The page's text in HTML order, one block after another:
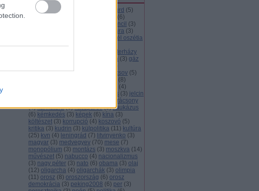
abházia ) abramovics abszurd (5)
(6)
british council (3)
cenzúra (3)
dél oszétia
(8) demokrácia
esterházy
gabona (3) gáz
gázvezeték (8) gázvita gorbacsov (5)
(8)
(4)
janukovics (3) jelcin
karácsony
(4) karikatúra (6) kaszparov (3) kaukázus
(6) kémkedés (3) képek (6) kína (3)
költészet (3) korrupció (4) koszovó (5)
kritika (3) kudrin (3) külpolitika (11) kultúra
(25) kvn (4) leningrád (7) litvinyenko (3)
magyar (3) medvegyev (70) mese (7)
monopólium (3) montázs (3) moszkva (14)
művészet (5) nabucco (4) nacionalizmus
(3) nagy péter (3) nato (6) obama (3) olaj
(12) oligarcha (4) oligarchák (3) olimpia
(11) orosz (8) oroszország (6) orosz
demokrácia (3) peking2008 (6) per (3)